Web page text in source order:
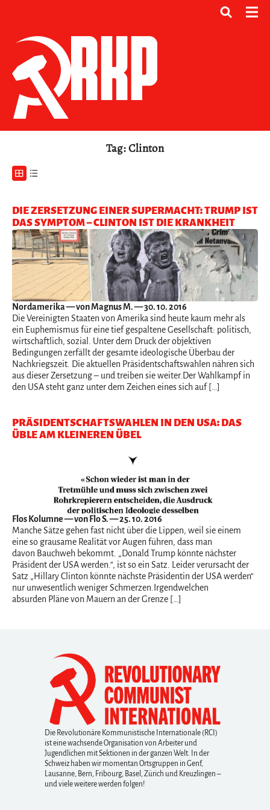
Tag: Clinton
DIE ZERSETZUNG EINER SUPERMACHT: TRUMP IST
DAS SYMPTOM – CLINTON IST DIE KRANKHEIT
Nordamerika— von Magnus M. — 30. 10. 2016
Die Vereinigten Staaten von Amerika sind heute kaum mehr als
ein Euphemismus für eine tief gespaltene Gesellschaft: politisch,
wirtschaftlich, sozial. Unter dem Druck der objektiven
Bedingungen zerfällt der gesamte ideologische Überbau der
Nachkriegszeit. Die aktuellen Präsidentschaftswahlen nähren sich
aus dieser Zersetzung – und treiben sie weiter.Der Wahlkampf in
den USA steht ganz unter dem Zeichen eines sich auf […]
PRÄSIDENTSCHAFTSWAHLEN IN DEN USA: DAS
ÜBLE AM KLEINEREN ÜBEL
Flos Kolumne— von Flo S. — 25. 10. 2016
Manche Sätze gehen fast nicht über die Lippen, weil sie einem
eine so grausame Realität vor Augen führen, dass man
davon Bauchweh bekommt. „Donald Trump könnte nächster
Präsident der USA werden.“, ist so ein Satz. Leider verursacht der
Satz „Hillary Clinton könnte nächste Präsidentin der USA werden“
nur unwesentlich weniger Schmerzen.Irgendwelchen
absurden Pläne von Mauern an der Grenze […]
Die Revolutionäre Kommunistische Internationale (RCI)
ist eine wachsende Organisation von Arbeiter und
Jugendlichen mit Sektionen in der ganzen Welt. In der
Schweiz haben wir momentan Ortsgruppen in Genf,
Lausanne, Bern, Fribourg, Basel, Zürich und Kreuzlingen –
und viele weitere werden folgen!